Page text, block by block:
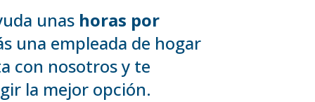
unas horas por
una empleada de hogar
con nosotros y te
la mejor opción.